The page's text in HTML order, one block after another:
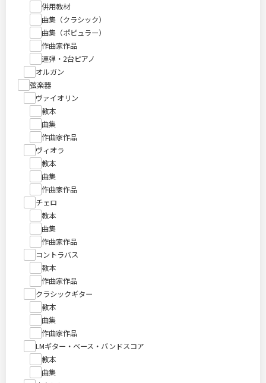
併用教材
曲集（クラシック）
曲集（ポピュラー）
作曲家作品
連弾・2台ピアノ
オルガン
弦楽器
ヴァイオリン
教本
曲集
作曲家作品
ヴィオラ
教本
曲集
作曲家作品
チェロ
教本
曲集
作曲家作品
コントラバス
教本
作曲家作品
クラシックギター
教本
曲集
作曲家作品
LMギター・ベース・バンドスコア
教本
曲集